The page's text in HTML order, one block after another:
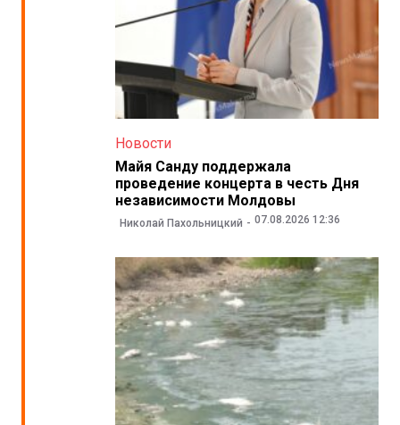
Новости
Майя Санду поддержала
проведение концерта в честь Дня
независимости Молдовы
Николай Пахольницкий 07.08.2026 12:36